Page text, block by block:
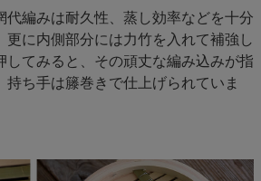
代編みは耐久性、蒸し効率などを十分
更に内側部分には力竹を入れて補強し
してみると、その頑丈な編み込みが指
持ち手は籐巻きで仕上げられていま